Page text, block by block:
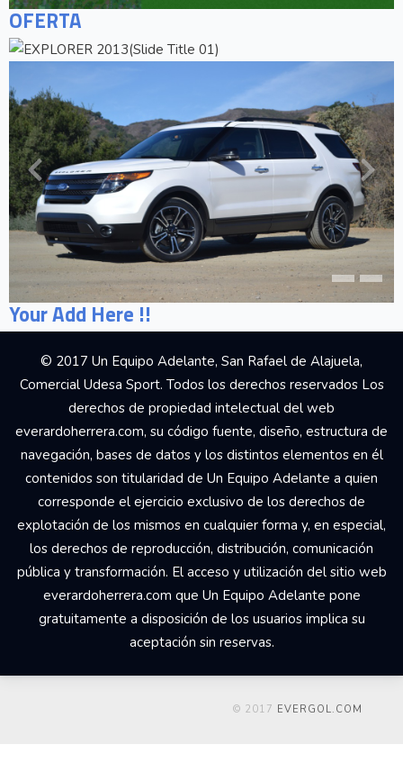
OFERTA
Your Add Here !!
© 2017 Un Equipo Adelante, San Rafael de Alajuela,
Comercial Udesa Sport. Todos los derechos reservados Los
derechos de propiedad intelectual del web
everardoherrera.com, su código fuente, diseño, estructura de
navegación, bases de datos y los distintos elementos en él
contenidos son titularidad de Un Equipo Adelante a quien
corresponde el ejercicio exclusivo de los derechos de
explotación de los mismos en cualquier forma y, en especial,
los derechos de reproducción, distribución, comunicación
pública y transformación. El acceso y utilización del sitio web
everardoherrera.com que Un Equipo Adelante pone
gratuitamente a disposición de los usuarios implica su
aceptación sin reservas.
© 2017 EVERGOL.COM